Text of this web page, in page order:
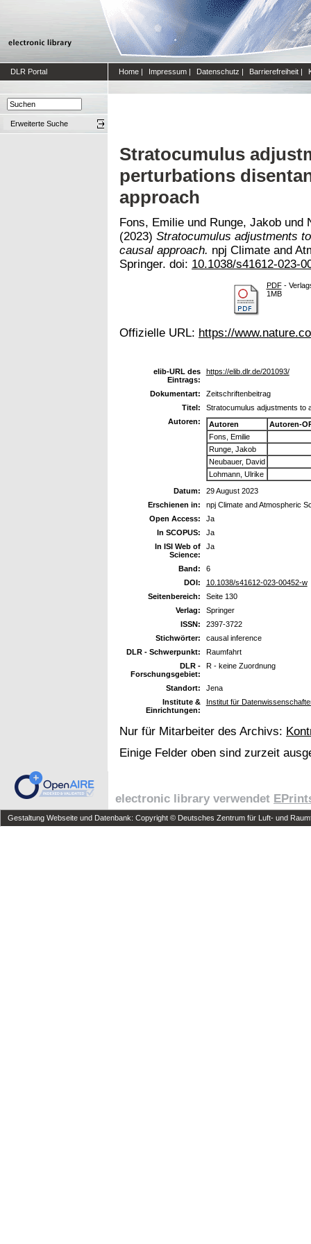
DLR Portal Home | Impressum | Datenschutz | Barrierefreiheit |
Erweiterte Suche
Stratocumulus
perturbations
approach
Fons, Emilie und Runge, Jakob und
(2023) Stratocumulus adjustments
causal approach. npj Climate and
Springer. doi: 10.1038/s41612-023-
PDF-
1MB
Offizielle URL: https://
elib-URL des
Eintrags:
https://elib.dlr.de/201093/
Dokumentart:
Zeitschriftenbeitrag
Titel:
Stratocumulus adjustments to
Autoren:
Autoren
Autoren-
Fons, Emilie
Runge, Jakob
Neubauer, David
Lohmann, Ulrike
Datum:
29 August 2023
Erschienen in:
npj Climate and Atmospheric
Open Access:
Ja
In SCOPUS:
Ja
In ISI Web of
Science:
Ja
Band:
6
DOI:
10.1038/s41612-023-00452-w
Seitenbereich:
Seite 130
Verlag:
Springer
ISSN:
2397-3722
Stichwörter:
causal inference
DLR - Schwerpunkt:
Raumfahrt
DLR -
Forschungsgebiet:
R - keine Zuordnung
Standort:
Jena
Institute &
Einrichtungen:
Institut für
Nur für Mitarbeiter des Archivs:
Einige Felder oben sind zurzeit
electronic library verwendet
Gestaltung Webseite und Datenbank: Copyright © Deutsches Zentrum für Luft- und